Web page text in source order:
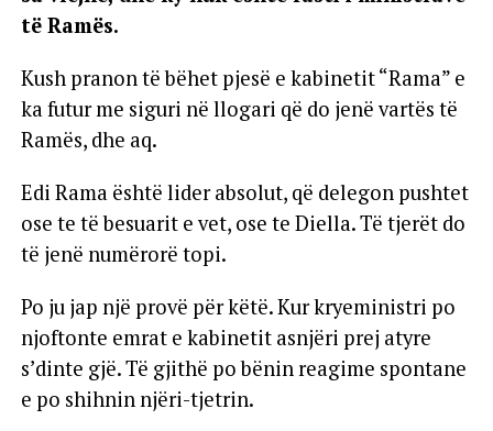
të Ramës.
Kush pranon të bëhet pjesë e kabinetit “Rama” e
ka futur me siguri në llogari që do jenë vartës të
Ramës, dhe aq.
Edi Rama është lider absolut, që delegon pushtet
ose te të besuarit e vet, ose te Diella. Të tjerët do
të jenë numërorë topi.
Po ju jap një provë për këtë. Kur kryeministri po
njoftonte emrat e kabinetit asnjëri prej atyre
s’dinte gjë. Të gjithë po bënin reagime spontane
e po shihnin njëri-tjetrin.